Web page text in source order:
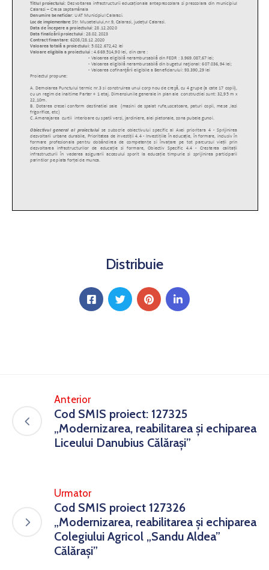
Distribuie
Anterior
Cod SMIS proiect: 127325
„Modernizarea, reabilitarea și echiparea
Liceului Danubius Călărași”
Urmator
Cod SMIS proiect 127326
„Modernizarea, reabilitarea și echiparea
Colegiului Agricol „Sandu Aldea”
Călărași”